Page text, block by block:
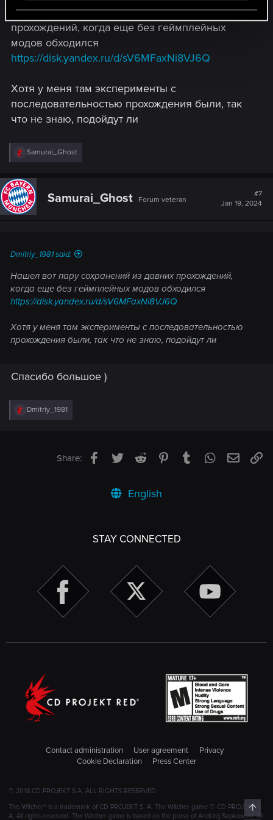
Нашел вот пару сохранений из давних
прохождений, когда еще без геймплейных
модов обходился
https://disk.yandex.ru/d/sV6MFaxNi8VJ6Q
Хотя у меня там эксперименты с
последовательностью прохождения были, так
что не знаю, подойдут ли
R
e
c
t
i
o
Samurai_Ghost
Samurai_Ghost Forum veteran
#7
Jan 19, 2024
Dmitriy_1981 said:
Нашел вот пару сохранений из давних прохождений,
когда еще без геймплейных модов обходился
https://disk.yandex.ru/d/sV6MFaxNi8VJ6Q
Хотя у меня там эксперименты с последовательностью
прохождения были, так что не знаю, подойдут ли
Спасибо большое )
R
e
Dmitriy_1981
Share: Facebook
TwitterReddit PinterestTumblrWhatsApp
Email
English
STAY CONNECTED
Contact administration User agreement
Privacy
Cookie Declaration
Press Center
© 2018 CD PROJEKT S.A. ALL RIGHTS RESERVED
The Witcher® is a trademark of CD PROJEKT S. A. The Witcher game © CD PROJEKT S.
A. All rights reserved. The Witcher game is based on the prose of Andrzej Sapkowski. All
Top